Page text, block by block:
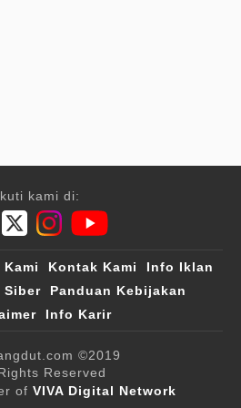
kami di:
Kontak Kami
Info Iklan
Siber
Panduan Kebijakan
Info Karir
©2019
Reserved
of VIVA Digital Network